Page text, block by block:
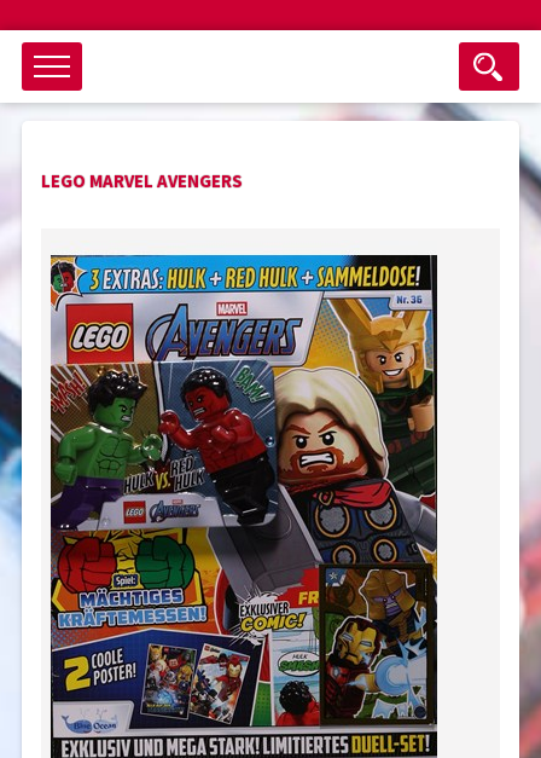
Objektsuche
als ganzes Wort suchen
keine eingestellten Titel
nur Titel im Angebot Suche zurücksetzen
Suchen
LEGO MARVEL AVENGERS